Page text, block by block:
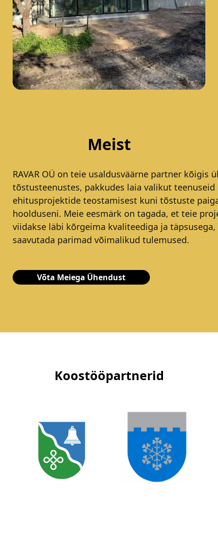
Meist
RAVAR OÜ on teie usaldusväärne partner kõigis
tõstusteenustes, pakkudes laia valikut teenuseid
ehitusprojektide teostamisest kuni tõstuste
hoolduseni. Meie eesmärk on tagada, et teie
viidakse läbi kõrgeima kvaliteediga ja täpsusega,
saavutada parimad võimalikud tulemused.
Võta Meiega Ühendust
Koostööpartnerid